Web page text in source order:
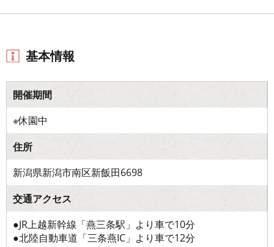
基本情報
開催期間
※休園中
住所
新潟県新潟市南区新飯田6698
交通アクセス
●JR上越新幹線「燕三条駅」より車で10分
●北陸自動車道「三条燕IC」より車で12分